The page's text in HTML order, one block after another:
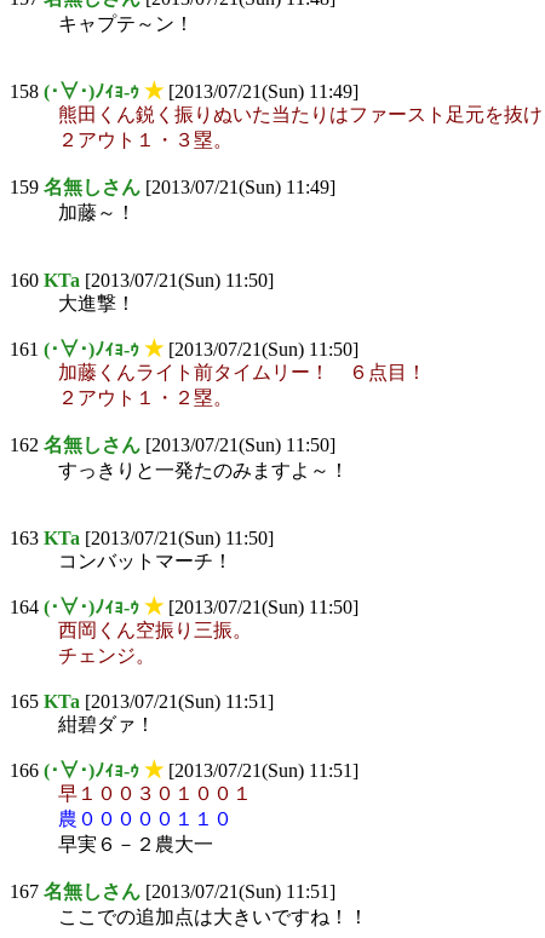
キャプテ～ン！
158 (･∀･)ﾉｨｮ-ｩ ★ [2013/07/21(Sun) 11:49]
熊田くん鋭く振りぬいた当たりはファースト足元を抜け
２アウト１・３塁。
159 名無しさん [2013/07/21(Sun) 11:49]
加藤～！
160 KTa [2013/07/21(Sun) 11:50]
大進撃！
161 (･∀･)ﾉｨｮ-ｩ ★ [2013/07/21(Sun) 11:50]
加藤くんライト前タイムリー！ ６点目！
２アウト１・２塁。
162 名無しさん [2013/07/21(Sun) 11:50]
すっきりと一発たのみますよ～！
163 KTa [2013/07/21(Sun) 11:50]
コンバットマーチ！
164 (･∀･)ﾉｨｮ-ｩ ★ [2013/07/21(Sun) 11:50]
西岡くん空振り三振。
チェンジ。
165 KTa [2013/07/21(Sun) 11:51]
紺碧ダァ！
166 (･∀･)ﾉｨｮ-ｩ ★ [2013/07/21(Sun) 11:51]
早１００３０１００１
農０００００１１０
早実６－２農大一
167 名無しさん [2013/07/21(Sun) 11:51]
ここでの追加点は大きいですね！！